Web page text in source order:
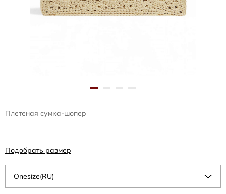
Плетеная сумка-шопер
Onesize(RU)
Подобрать размер